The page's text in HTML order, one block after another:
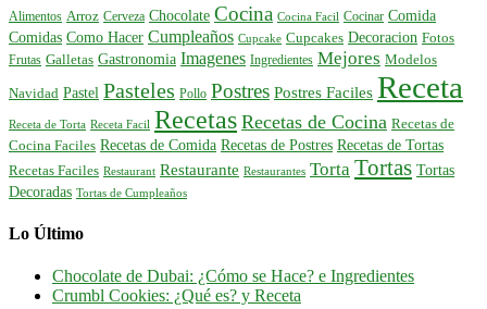
Alimentos Arroz Cerveza Chocolate Cocina Cocina Facil Cocinar Comida
Comidas Como Hacer Cumpleaños Cupcake Cupcakes Decoracion Fotos
Frutas Galletas Gastronomia Imagenes Ingredientes Mejores Modelos
Navidad Pastel Pasteles Pollo Postres Postres Faciles Receta
Receta de Torta Receta Facil Recetas Recetas de Cocina Recetas de
Cocina Faciles Recetas de Comida Recetas de Postres Recetas de Tortas
Recetas Faciles Restaurant Restaurante Restaurantes Torta Tortas Tortas
Decoradas Tortas de Cumpleaños
Lo Último
Chocolate de Dubai: ¿Cómo se Hace? e Ingredientes
Crumbl Cookies: ¿Qué es? y Receta